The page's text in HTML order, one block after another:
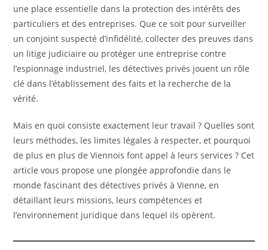
une place essentielle dans la protection des intérêts des
particuliers et des entreprises. Que ce soit pour surveiller
un conjoint suspecté d’infidélité, collecter des preuves dans
un litige judiciaire ou protéger une entreprise contre
l’espionnage industriel, les détectives privés jouent un rôle
clé dans l’établissement des faits et la recherche de la
vérité.
Mais en quoi consiste exactement leur travail ? Quelles sont
leurs méthodes, les limites légales à respecter, et pourquoi
de plus en plus de Viennois font appel à leurs services ? Cet
article vous propose une plongée approfondie dans le
monde fascinant des détectives privés à Vienne, en
détaillant leurs missions, leurs compétences et
l’environnement juridique dans lequel ils opèrent.